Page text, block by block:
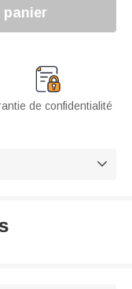
panier
de confidentialité
